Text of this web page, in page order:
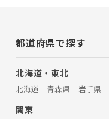
都道府県で探す
北海道・東北
北海道 青森県 岩手県
関東